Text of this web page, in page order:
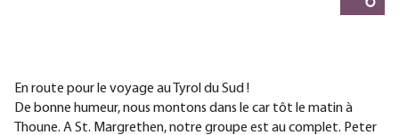
En route pour le voyage au Tyrol du Sud !
De bonne humeur, nous montons dans le car tôt le matin à
Thoune. A St. Margrethen, notre groupe est au complet. Peter